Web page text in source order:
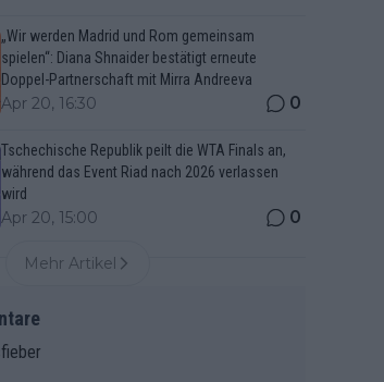
„Wir werden Madrid und Rom gemeinsam
spielen“: Diana Shnaider bestätigt erneute
Doppel-Partnerschaft mit Mirra Andreeva
Apr 20, 16:30 0
Tschechische Republik peilt die WTA Finals an,
während das Event Riad nach 2026 verlassen
wird
Apr 20, 15:00 0
Mehr Artikel